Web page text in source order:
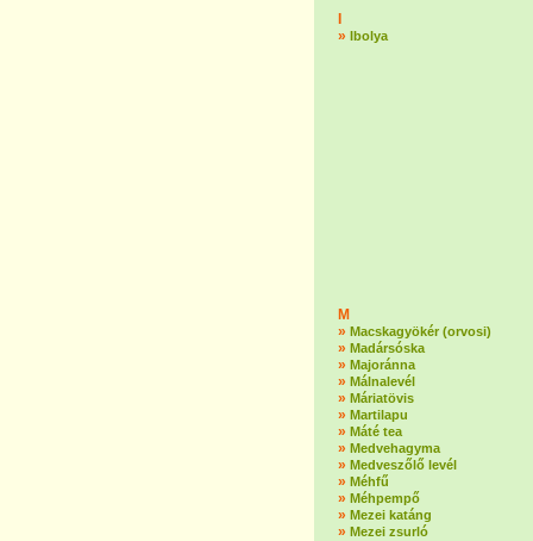
» Ibolya
M
» Macskagyökér (orvosi)
» Madársóska
» Majoránna
» Málnalevél
» Máriatövis
» Martilapu
» Máté tea
» Medvehagyma
» Medveszőlő levél
» Méhfű
» Méhpempő
» Mezei katáng
» Mezei zsurló